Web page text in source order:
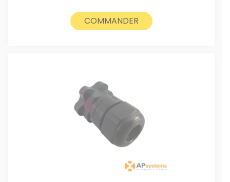
COMMANDER